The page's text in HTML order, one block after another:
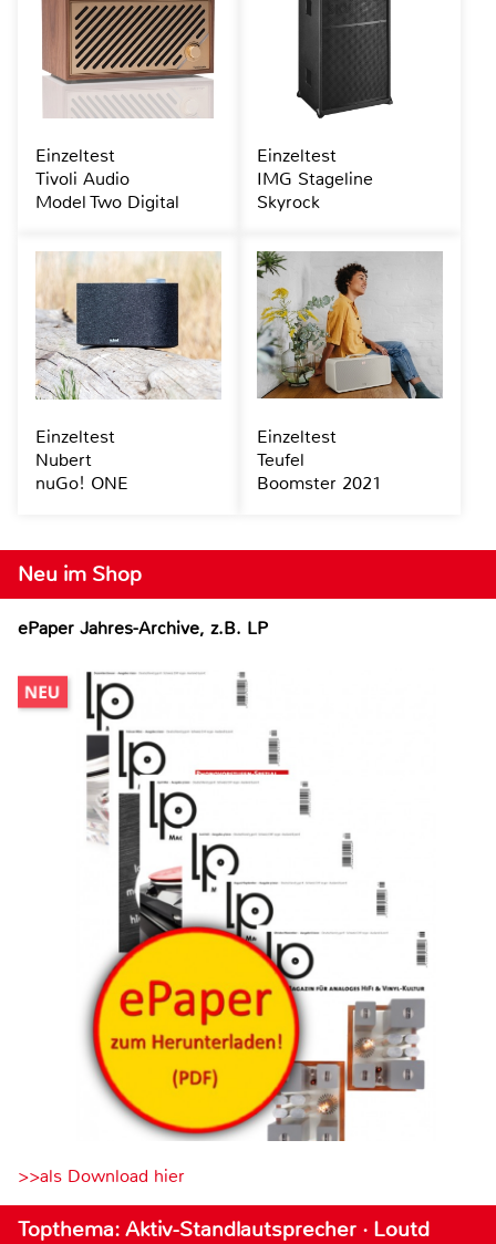
Neu im Shop
ePaper Jahres-Archive, z.B. LP
>>als Download hier
Topthema: Aktiv-Standlautsprecher · Loutd
Einzeltest
Tivoli Audio
Model Two Digital
Einzeltest
IMG Stageline
Skyrock
Einzeltest
Nubert
nuGo! ONE
Einzeltest
Teufel
Boomster 2021